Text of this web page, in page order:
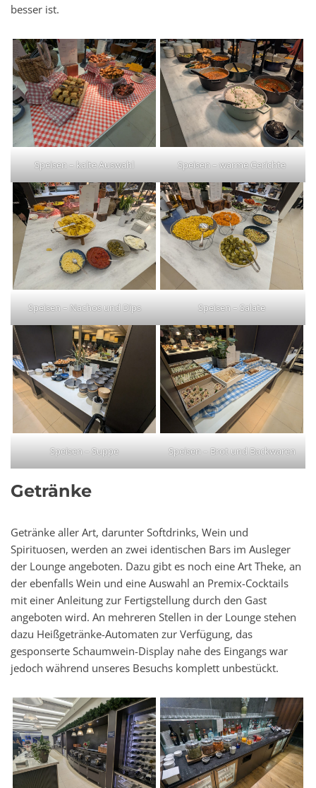
besser ist.
Speisen – kalte Auswahl Speisen – warme Gerichte
Speisen – Nachos und Dips Speisen – Salate
Speisen – Suppe Speisen – Brot und Backwaren
Getränke
Getränke aller Art, darunter Softdrinks, Wein und
Spirituosen, werden an zwei identischen Bars im Ausleger
der Lounge angeboten. Dazu gibt es noch eine Art Theke, an
der ebenfalls Wein und eine Auswahl an Premix-Cocktails
mit einer Anleitung zur Fertigstellung durch den Gast
angeboten wird. An mehreren Stellen in der Lounge stehen
dazu Heißgetränke-Automaten zur Verfügung, das
gesponserte Schaumwein-Display nahe des Eingangs war
jedoch während unseres Besuchs komplett unbestückt.